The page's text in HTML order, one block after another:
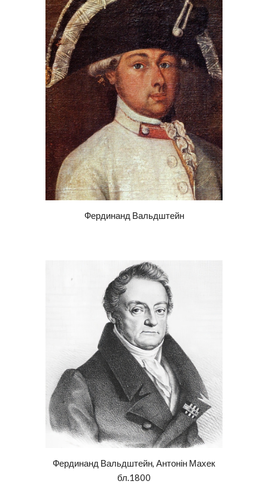
Фердинанд Вальдштейн
Фердинанд Вальдштейн, Антонін Махек
бл.1800